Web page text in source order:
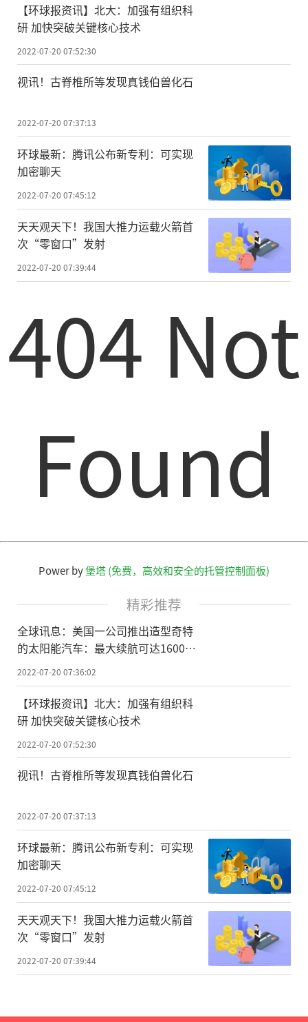
【环球报资讯】北大：加强有组织科
研 加快突破关键核心技术
2022-07-20 07:52:30
视讯！古脊椎所等发现真钱伯兽化石
2022-07-20 07:37:13
环球最新：腾讯公布新专利：可实现
加密聊天
2022-07-20 07:45:12
天天观天下！我国大推力运载火箭首
次“零窗口”发射
2022-07-20 07:39:44
404 Not
Found
Power by堡塔 (免费，高效和安全的托管控制面板)
精彩推荐
全球讯息：美国一公司推出造型奇特
的太阳能汽车：最大续航可达1600公
2022-07-20 07:36:02
【环球报资讯】北大：加强有组织科
研 加快突破关键核心技术
2022-07-20 07:52:30
视讯！古脊椎所等发现真钱伯兽化石
2022-07-20 07:37:13
环球最新：腾讯公布新专利：可实现
加密聊天
2022-07-20 07:45:12
天天观天下！我国大推力运载火箭首
次“零窗口”发射
2022-07-20 07:39:44